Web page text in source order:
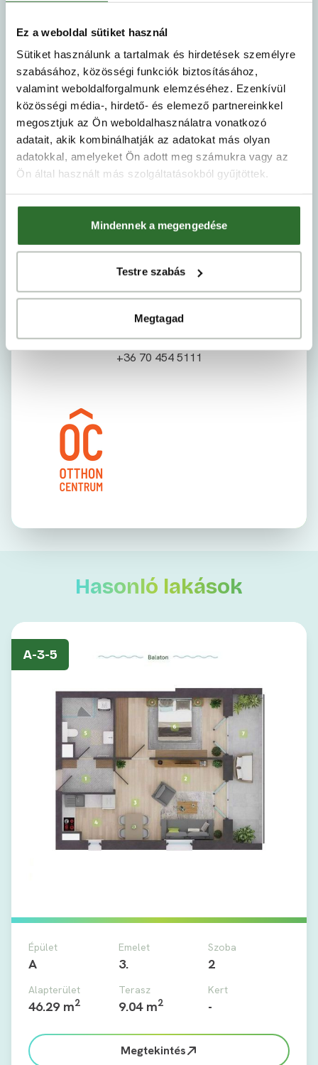
Ez a weboldal sütiket használ
Sütiket használunk a tartalmak és hirdetések személyre
szabásához, közösségi funkciók biztosításához,
valamint weboldalforgalmunk elemzéséhez. Ezenkívül
közösségi média-, hirdető- és elemező partnereinkkel
megosztjuk az Ön weboldalhasználatra vonatkozó
adatait, akik kombinálhatják az adatokat más olyan
adatokkal, amelyeket Ön adott meg számukra vagy az
Ön által használt más szolgáltatásokból gyűjtöttek.
Mindennek a megengedése
Testre szabás
Megtagad
Domokos Viktória
Gyémánt fokozatú Otthonszakértő
+36 70 454 5119
ertekesites@vadviragresidence.hu
Szabóné Sipos Krisztina
Hitelközvetítő
+36 70 454 5111
Hasonló lakások
A-3-5
Épület
A
Emelet
3.
Szoba
2
Alapterület
46.29 m2
Terasz
9.04 m2
Kert
-
Megtekintés